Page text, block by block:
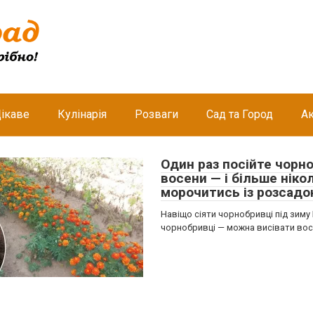
Кулінарія Розваги Сад та Город
Один раз посійте
восени — і більше
морочитись із
Навіщо сіяти чорнобривці під
чорнобривці — можна висівати